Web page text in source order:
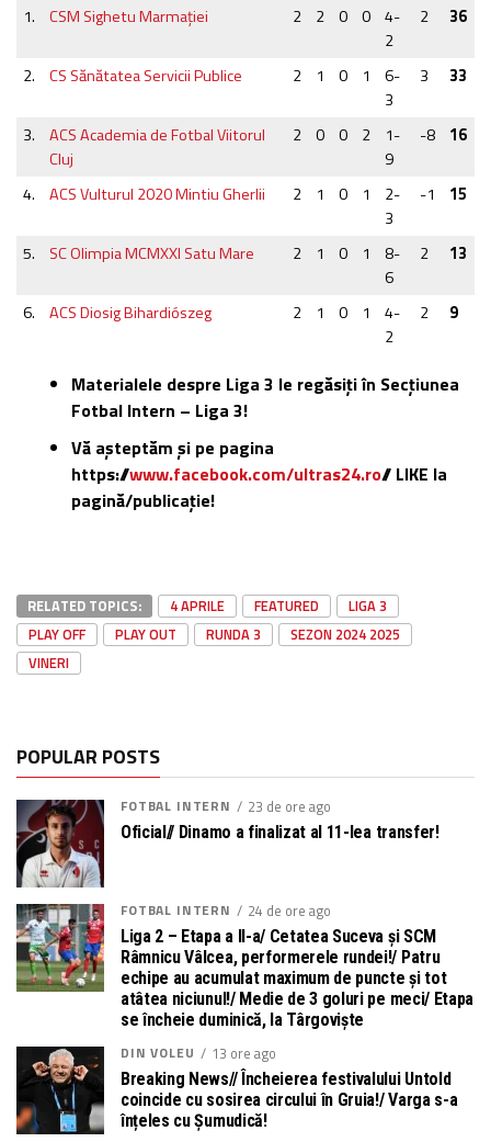
1. CSM Sighetu Marmaţiei 2 2 0 0
4-
2
2 36
2. CS Sănătatea Servicii Publice 2 1 0 1
6-
3
3 33
3.
ACS Academia de Fotbal Viitorul
Cluj
2 0 0 2
1-
9
-8 16
4. ACS Vulturul 2020 Mintiu Gherlii 2 1 0 1
2-
3
-1 15
5. SC Olimpia MCMXXI Satu Mare 2 1 0 1
8-
6
2 13
6. ACS Diosig Bihardiószeg 2 1 0 1
4-
2
2 9
Materialele despre Liga 3 le regăsiți în Secțiunea
Fotbal Intern – Liga 3!
Vă așteptăm și pe pagina
https://www.facebook.com/ultras24.ro// LIKE la
pagină/publicație!
RELATED TOPICS: 4 APRILE FEATURED
LIGA 3
PLAY OFF
PLAY OUT RUNDA 3
SEZON 2024 2025
VINERI
POPULAR POSTS
FOTBAL INTERN 23 de ore ago
Oficial// Dinamo a finalizat al 11-lea transfer!
FOTBAL INTERN 24 de ore ago
Liga 2 – Etapa a II-a/ Cetatea Suceva și SCM
Râmnicu Vâlcea, performerele rundei!/ Patru
echipe au acumulat maximum de puncte și tot
atâtea niciunul!/ Medie de 3 goluri pe meci/ Etapa
se încheie duminică, la Târgoviște
DIN VOLEU
13 ore ago
Breaking News// Încheierea festivalului Untold
coincide cu sosirea circului în Gruia!/ Varga s-a
înțeles cu Șumudică!